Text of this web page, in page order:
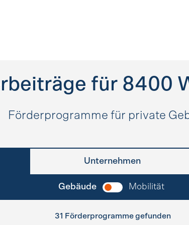
für 8400
Förderprogramme für private
Unternehmen
Gebäude Mobilität
31 Förderprogramme gefunden